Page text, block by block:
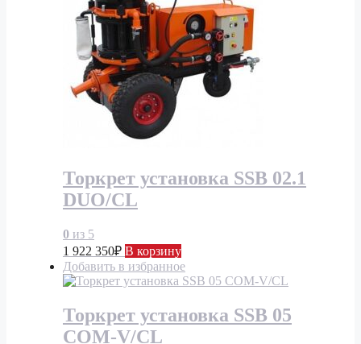
Торкрет установка SSB 02.1
DUO/CL
0 из 5
1 922 350₽ В корзину
Добавить в избранное
Торкрет установка SSB 05
COM-V/CL